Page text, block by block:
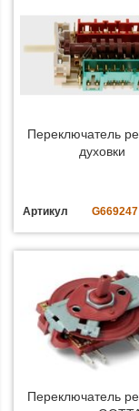
Переключатель
духовки
Артикул G669247
Переключатель